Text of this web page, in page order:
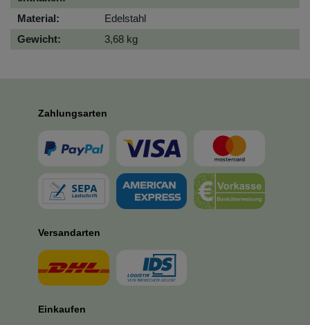
Material:
Edelstahl
Gewicht:
3,68 kg
Zahlungsarten
Versandarten
Einkaufen